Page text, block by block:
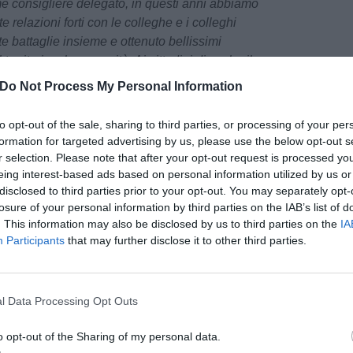
Do Not Process My Personal Information
opt-out of the sale, sharing to third parties, or processing of your
for targeted advertising by us, please use the below opt-out
selection. Please note that after your opt-out request is processed
interest-based ads based on personal information utilized by us
to third parties prior to your opt-out. You may separately
of your personal information by third parties on the IAB’s list of
This information may also be disclosed by us to third parties on the
Participants that may further disclose it to other third parties.
Data Processing Opt Outs
opt-out of the Sharing of my personal data.
consigliere delegato, in questi anni abbiamo
relazioni forti con le colleghe e i colleghi
battaglie insieme e ottenuto bellissimi
e la comunità. Ai cittadini dico che il
Anzi, sono convinto che se possibile
consenso che va oltre ai partiti e grazie
che ritrovo con il passo che faccio oggi
Casini: "Uno degli amministratori
ma è anche uno degli amministratori toscani
straordinaria capacità con cui ha aperto le
Park, grande investimento privato con
ma senza gravare di un centesimo sul
Matteo Renzi saluta l’ingresso in Italia
Ripoli.